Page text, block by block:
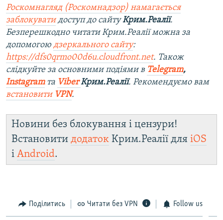
Роскомнагляд (Роскомнадзор) намагається
заблокуватидоступ до сайтуКрим.Реалії.
Безперешкодно читати Крим.Реалії можна за
допомогою дзеркального сайту:
https://dfs0qrmo00d6u.cloudfront.net. Також
слідкуйте за основними подіями в Telegram,
Instagramта ViberКрим.Реалії. Рекомендуємо вам
встановити VPN.
Новини без блокування і цензури!
Встановити додаток Крим.Реалії для iOS
і Android.
Поділитись Читати без VPN Follow us